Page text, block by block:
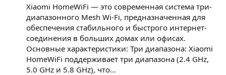
Xiaomi HomeWiFi — это современная система три-
диапазонного Mesh Wi-Fi, предназначенная для
обеспечения стабильного и быстрого интернет-
соединения в больших домах или офисах.
Основные характеристики: Три диапазона: Xiaomi
HomeWiFi поддерживает три диапазона (2.4 GHz,
5.0 GHz и 5.8 GHz), что...